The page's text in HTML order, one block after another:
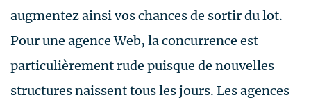
augmentez ainsi vos chances de sortir du lot.
Pour une agence Web, la concurrence est
particulièrement rude puisque de nouvelles
structures naissent tous les jours. Les agences